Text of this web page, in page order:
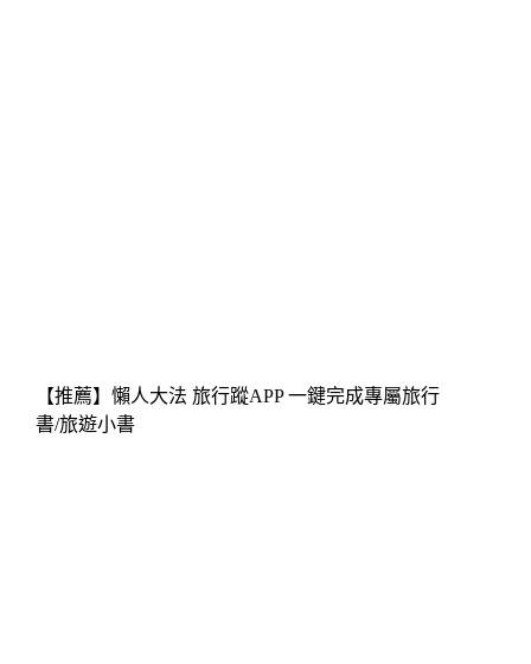
【推薦】懶人大法 旅行蹤APP 一鍵完成專屬旅行
書/旅遊小書